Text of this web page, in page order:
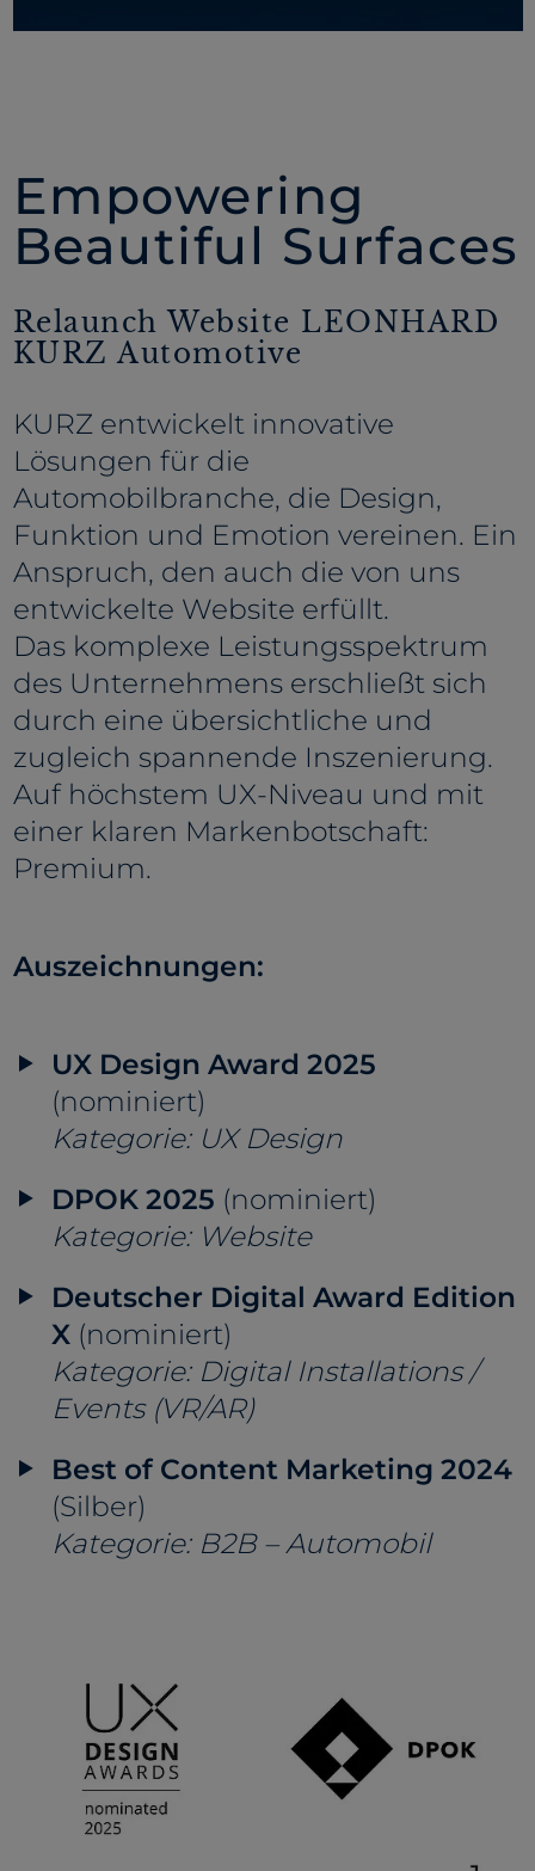
Empowering
Beautiful Surfaces
Relaunch Website LEONHARD
KURZ Automotive
KURZ entwickelt innovative
Lösungen für die
Automobilbranche, die Design,
Funktion und Emotion vereinen. Ein
Anspruch, den auch die von uns
entwickelte Website erfüllt.
Das komplexe Leistungsspektrum
des Unternehmens erschließt sich
durch eine übersichtliche und
zugleich spannende Inszenierung.
Auf höchstem UX-Niveau und mit
einer klaren Markenbotschaft:
Premium.
Auszeichnungen:
UX Design Award 2025
(nominiert)
Kategorie: UX Design
DPOK 2025 (nominiert)
Kategorie: Website
Deutscher Digital Award Edition
X(nominiert)
Kategorie: Digital Installations /
Events (VR/AR)
Best of Content Marketing 2024
(Silber)
Kategorie: B2B – Automobil